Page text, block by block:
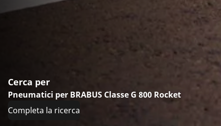
Cerca per
Pneumatici per BRABUS Classe G 800 Rocket
Completa la ricerca